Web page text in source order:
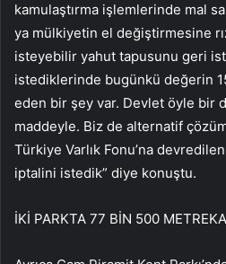
kamulaştırma işlemlerinde mal
ya mülkiyetin el değiştirmesine
isteyebilir yahut tapusunu geri
istediklerinde bugünkü değerin
eden bir şey var. Devlet öyle bir
maddeyle. Biz de alternatif
Türkiye Varlık Fonu’na
iptalini istedik” diye konuştu.
İKİ PARKTA 77 BİN 500